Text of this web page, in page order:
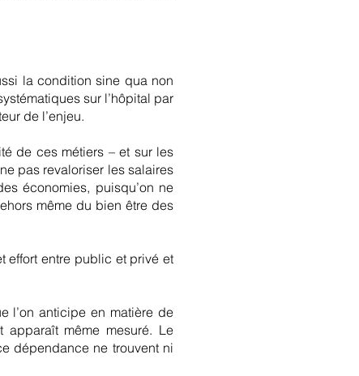
la condition sine qua non
sur l’hôpital par
de l’enjeu.
de ces métiers – et sur les
pas revaloriser les salaires
économies, puisqu’on ne
même du bien être des
effort entre public et privé et
l’on anticipe en matière de
même mesuré. Le
dépendance ne trouvent ni